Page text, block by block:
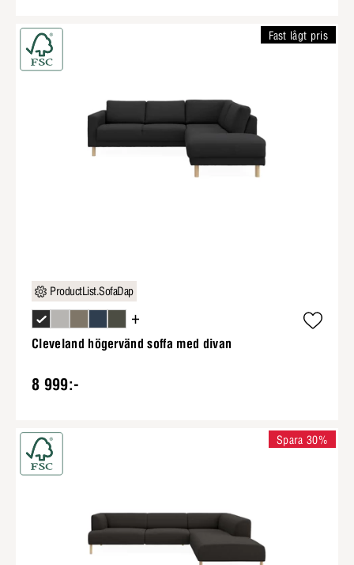
ProductList.SofaDap
+
Cleveland högervänd soffa med divan
8 999:-
Fast lågt pris
Spara 30%